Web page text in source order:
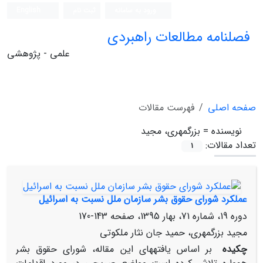
فصلنامه مطالعات راهبردی
علمی - پژوهشی
صفحه اصلی
فهرست مقالات
نویسنده = بزرگمهری، مجید
تعداد مقالات:
1
عملکرد شورای حقوق بشر سازمان ملل نسبت به اسرائیل
دوره 19، شماره 71، بهار 1395، صفحه
143-170
مجید بزرگمهری، حمید جان‏ نثار ملکوتی
چکیده
بر اساس یافته‏های این مقاله، شورای حقوق بشر